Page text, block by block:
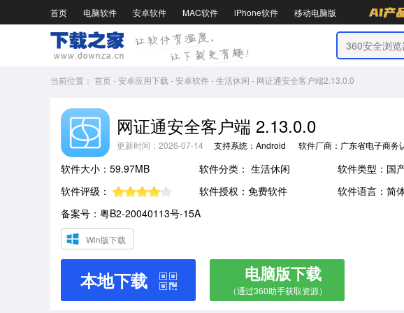
首页 电脑软件 安卓软件 MAC软件 iPhone软件 移动电脑版
当前位置： 首页-安卓应用下载 -安卓软件-生活休闲 - 网证通安全客户端2.13.0.0
网证通安全客户端 2.13.0.0
更新时间：2026-07-14 支持系统：Android 软件厂商：广东省电子商务
软件大小：59.97MB 软件分类： 生活休闲
软件类型：国
软件评级：
软件授权：免费软件
软件语言：简
备案号：粤B2-20040113号-15A
Win版下载
本地下载 电脑版下载
（通过360助手获取资源）